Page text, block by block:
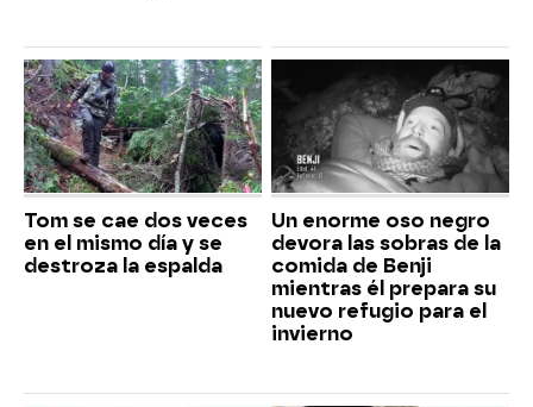
Tom se cae dos veces
en el mismo día y se
destroza la espalda
Un enorme oso negro
devora las sobras de la
comida de Benji
mientras él prepara su
nuevo refugio para el
invierno